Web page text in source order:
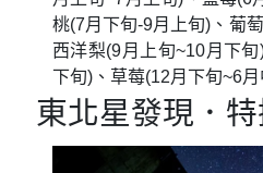
桃(7月下旬-9月上旬)、葡
西洋梨(9月上旬~10月下
下旬)、草莓(12月下旬~6月
東北星發現．